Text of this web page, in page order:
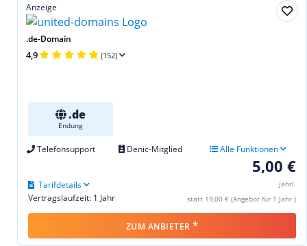
Anzeige
.de-Domain
4,9 (152)
.de
Endung
Telefonsupport Denic-Mitglied Alle Funktionen
5,00 €
jährl.
statt 19,00 € (Angebot für 1 Jahr )
Vertragslaufzeit: 1 Jahr
Tarifdetails
ZUM ANBIETER *